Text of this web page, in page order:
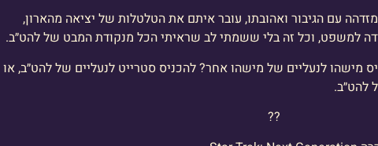
עם הגיבור ואהובתו, עובר איתם את הטלטלות של יציאה מהארון,
למשפט, וכל זה בלי ששמתי לב שראיתי הכל מנקודת המבט של להט״ב.
מישהו לנעליים של מישהו אחר? להכניס סטרייט לנעליים של להט״ב, או
להט״ב.
?️‍?